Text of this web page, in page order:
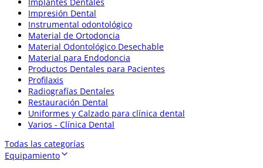
Impresión Dental
Instrumental odontológico
Material de Ortodoncia
Material Odontológico Desechable
Material para Endodoncia
Productos Dentales para Pacientes
Profilaxis
Radiografías Dentales
Restauración Dental
Uniformes y Calzado para clínica dental
Varios - Clínica Dental
Todas las categorías
Equipamiento